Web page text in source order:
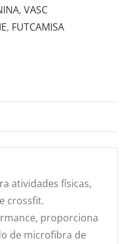
, VASC
, FUTCAMISA
atividades físicas,
crossfit.
proporciona
de microfibra de